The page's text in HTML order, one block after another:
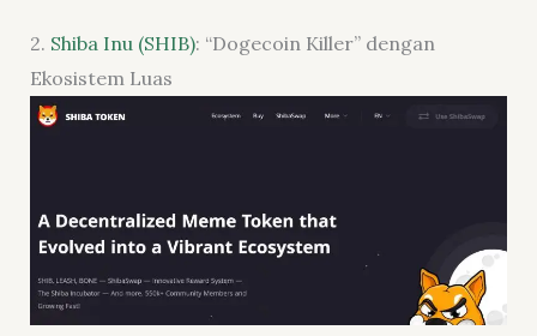
2. Shiba Inu (SHIB): “Dogecoin Killer” dengan
Ekosistem Luas